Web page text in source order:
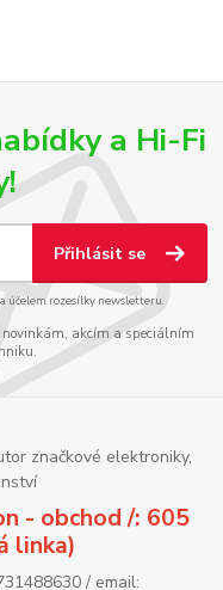
a Hi-Fi
Přihlásit se
účelem rozesílky newsletteru.
akcím a speciálním
značkové elektroniky,
- obchod /: 605
linka)
/ email: